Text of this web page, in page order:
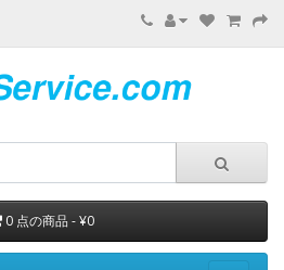
0 点の商品 - ¥0